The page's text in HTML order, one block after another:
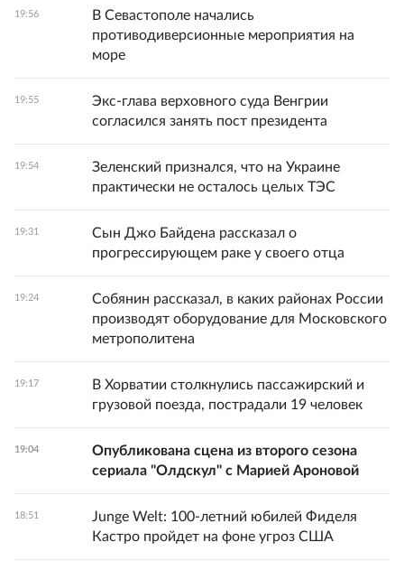
19:56
В Севастополе начались
противодиверсионные мероприятия на
море
19:55
Экс-глава верховного суда Венгрии
согласился занять пост президента
19:54
Зеленский признался, что на Украине
практически не осталось целых ТЭС
19:31
Сын Джо Байдена рассказал о
прогрессирующем раке у своего отца
19:24
Собянин рассказал, в каких районах России
производят оборудование для Московского
метрополитена
19:17
В Хорватии столкнулись пассажирский и
грузовой поезда, пострадали 19 человек
19:04
Опубликована сцена из второго сезона
сериала "Олдскул" с Марией Ароновой
18:51
Junge Welt: 100-летний юбилей Фиделя
Кастро пройдет на фоне угроз США